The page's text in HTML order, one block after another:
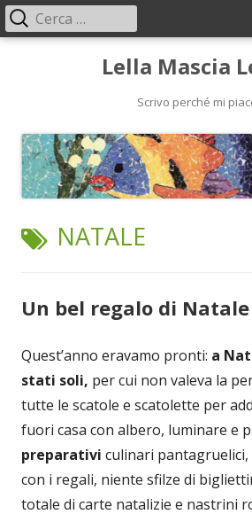
Lella Mascia
Scrivo perché mi
Menu
principale
Ricerca
per:
TAG:
NATALE
Un bel regalo di Natale
Quest’anno eravamo pronti: a
stati soli, per cui non valeva la
tutte le scatole e scatolette per
fuori casa con albero, luminare e
preparativi culinari
con i regali, niente sfilze di
totale di carte natalizie e nastrini